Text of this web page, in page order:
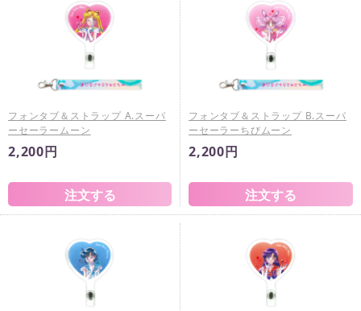
フォンタブ＆ストラップ A.スーパ
ーセーラームーン
2,200円
フォンタブ＆ストラップ B.スーパ
ーセーラーちびムーン
2,200円